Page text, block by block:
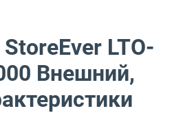
LTO-
Внешний,